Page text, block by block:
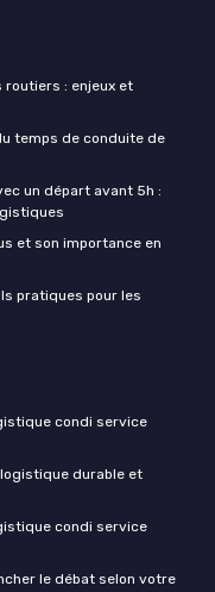
routiers : enjeux et
temps de conduite de
un départ avant 5h :
et son importance en
pratiques pour les
condi service
durable et
condi service
le débat selon votre